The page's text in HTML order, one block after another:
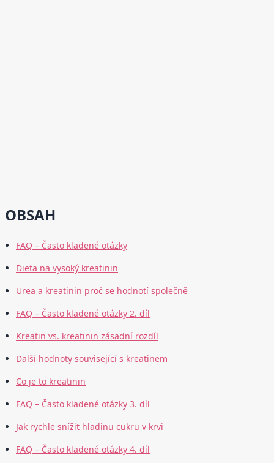
OBSAH
FAQ – Často kladené otázky
Dieta na vysoký kreatinin
Urea a kreatinin proč se hodnotí společně
FAQ – Často kladené otázky 2. díl
Kreatin vs. kreatinin zásadní rozdíl
Další hodnoty související s kreatinem
Co je to kreatinin
FAQ – Často kladené otázky 3. díl
Jak rychle snížit hladinu cukru v krvi
FAQ – Často kladené otázky 4. díl